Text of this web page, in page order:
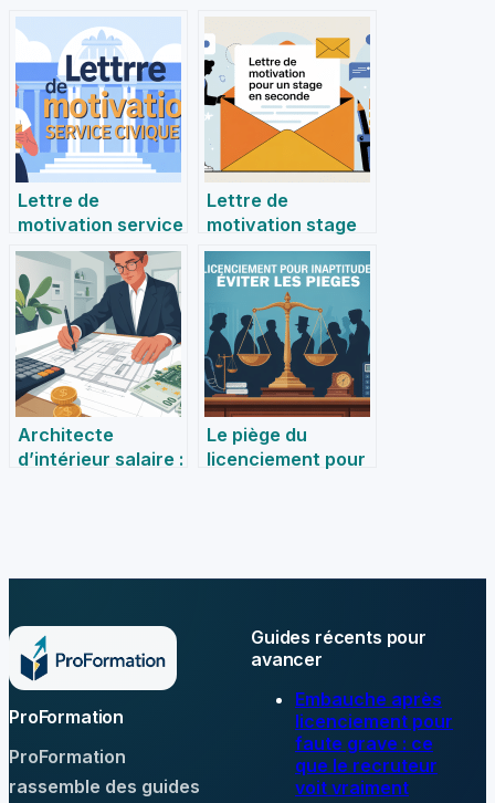
Lettre de
motivation service
civique : conseils,
exemples et
bonnes pratiques
Lettre de
motivation stage
seconde :
rédaction et
conseils adaptés
Architecte
d’intérieur salaire :
Le piège du
licenciement pour
ProFormation
ProFormation
rassemble des guides
Guides récents pour
avancer
Embauche après
licenciement pour
faute grave : ce
que le recruteur
voit vraiment